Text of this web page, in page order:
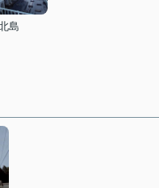
島